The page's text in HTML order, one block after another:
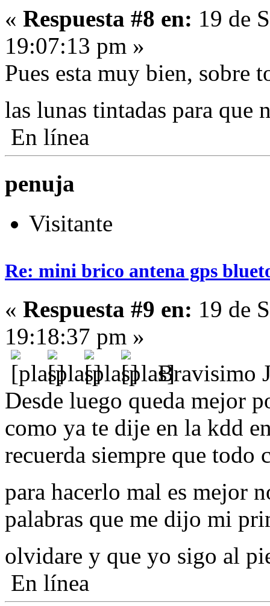
« Respuesta #8 en: 19 de
19:07:13 pm »
Pues esta muy bien, sobre
las lunas tintadas para que
En línea
penuja
Visitante
Re: mini brico antena gps
« Respuesta #9 en: 19 de
19:18:37 pm »
Bravisimo
Desde luego queda mejor
como ya te dije en la kdd
recuerda siempre que todo
para hacerlo mal es mejor
palabras que me dijo mi
olvidare y que yo sigo al
En línea